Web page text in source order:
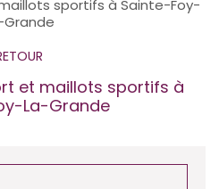
sportifs à Sainte-Foy-
Grande
et maillots sportifs à
La-Grande